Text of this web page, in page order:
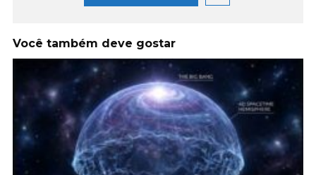
Você também deve gostar